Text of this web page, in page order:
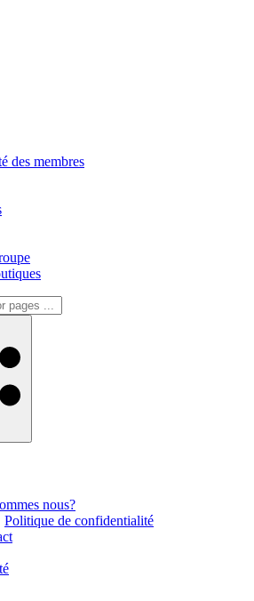
des membres
nous?
Politique de confidentialité